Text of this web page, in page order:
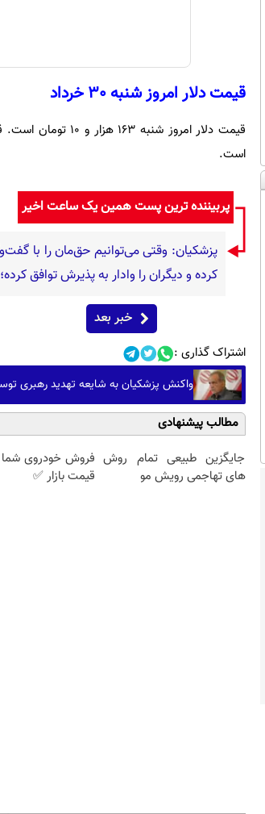
قیمت دلار امروز شنبه 30 خرداد
است.
پربیننده ترین پست همین یک ساعت اخیر
پزشکیان: وقتی می‌توانیم حق‌مان را با
کرده و دیگران را وادار به پذیرش توافق
خبر بعد
اشتراک گذاری :
واکنش پزشکیان به شایعه تهدید رهبری
مطالب پیشنهادی
جایگزین طبیعی تمام روش
های تهاجمی رویش مو
فروش خودروی شما
قیمت بازار ✅